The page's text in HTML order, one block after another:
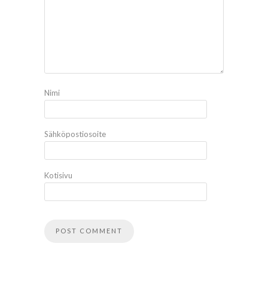
Nimi
Sähköpostiosoite
Kotisivu